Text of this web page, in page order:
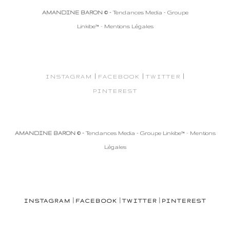
AMANDINE BARON © -Tendances Media - Groupe
Linkibe™ - Mentions Légales
INSTAGRAM | FACEBOOK | TWITTER |
PINTEREST
AMANDINE BARON © -Tendances Media - Groupe Linkibe™ - Mentions
Légales
INSTAGRAM FACEBOOK |TWITTER PINTEREST